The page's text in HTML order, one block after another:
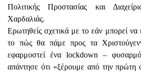
Πολιτικής Προστασίας και
Χαρδαλιάς.
Ερωτηθείς σχετικά με το εάν μπορεί να
το πώς θα πάμε προς τα
εφαρμοστεί ένα lockdown –
απάντησε ότι «ξέρουμε από την πρώτη